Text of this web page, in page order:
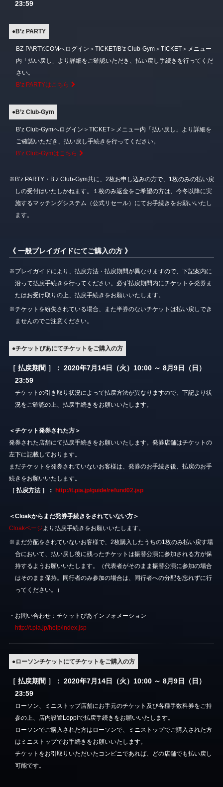
23:59
●B’z PARTY
BZ-PARTY.COMへログイン＞TICKET/B’z Club-Gym＞TICKET＞メニュー
内「払い戻し」より詳細をご確認いただき、払い戻し手続きを行ってくだ
さい。
B’z PARTYはこちら
●B’z Club-Gym
B’z Club-Gymへログイン＞TICKET＞メニュー内「払い戻し」より詳細を
ご確認いただき、払い戻し手続きを行ってください。
B’z Club-Gymはこちら
※B’z PARTY・B’z Club-Gym共に、2枚お申し込みの方で、1枚のみの払い戻
しの受付はいたしかねます。１枚のみ返金をご希望の方は、今冬以降に実
施するマッチングシステム（公式リセール）にてお手続きをお願いいたし
ます。
《 一般プレイガイドにてご購入の方 》
※プレイガイドにより、払戻方法・払戻期間が異なりますので、下記案内に
沿って払戻手続きを行ってください。必ず払戻期間内にチケットを発券ま
たはお受け取りの上、払戻手続きをお願いいたします。
※チケットを紛失されている場合、また半券のないチケットは払い戻しでき
ませんのでご注意ください。
●チケットぴあにてチケットをご購入の方
［ 払戻期間 ］： 2020年7月14日（火）10:00 ～ 8月9日（日）
23:59
チケットの引き取り状況によって払戻方法が異なりますので、下記より状
況をご確認の上、払戻手続きをお願いいたします。
＜チケット発券された方＞
発券された店舗にて払戻手続きをお願いいたします。発券店舗はチケットの
左下に記載しております。
まだチケットを発券されていないお客様は、発券のお手続き後、払戻のお手
続きをお願いいたします。
［ 払戻方法 ］：
http://t.pia.jp/guide/refund02.jsp
＜Cloakからまだ発券手続きをされていない方＞
Cloakページより払戻手続きをお願いいたします。
※まだ分配をされていないお客様で、2枚購入したうちの1枚のみ払い戻す場
合において、払い戻し後に残ったチケットは振替公演に参加される方が保
持するようお願いいたします。（代表者がそのまま振替公演に参加の場合
はそのまま保持。同行者のみ参加の場合は、同行者への分配を忘れずに行
ってください。）
・お問い合わせ：チケットぴあインフォメーション
http://t.pia.jp/help/index.jsp
●ローソンチケットにてチケットをご購入の方
［ 払戻期間 ］： 2020年7月14日（火）10:00 ～ 8月9日（日）
23:59
ローソン、ミニストップ店舗にお手元のチケット及び各種手数料券をご持
参の上、店内設置Loppiで払戻手続きをお願いいたします。
ローソンでご購入された方はローソンで、ミニストップでご購入された方
はミニストップでお手続きをお願いいたします。
チケットをお引取りいただいたコンビニであれば、どの店舗でも払い戻し
可能です。